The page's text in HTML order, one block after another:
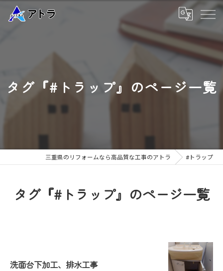
タグ『#トラップ』のページ一覧
三重県のリフォームなら高品質な工事のアトラ #トラップ
タグ『#トラップ』のページ一覧
洗面台下加工、排水工事